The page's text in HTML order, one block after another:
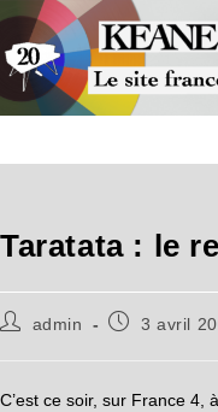
Taratata : le
admin 3 avril
C’est ce soir, sur France 4,